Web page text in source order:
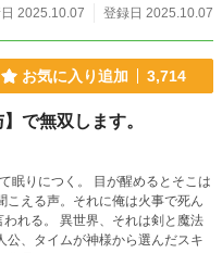
これは、剣も魔法も持たない一人
2025.10.07
登録日 2025.10.07
お気に入り追加 3,714
で無双します。
眠りにつく。 目が醒めるとそこは
こえる声。それに俺は火事で死ん
れる。 異世界、それは剣と魔法
公、タイムが神様から選んだスキ